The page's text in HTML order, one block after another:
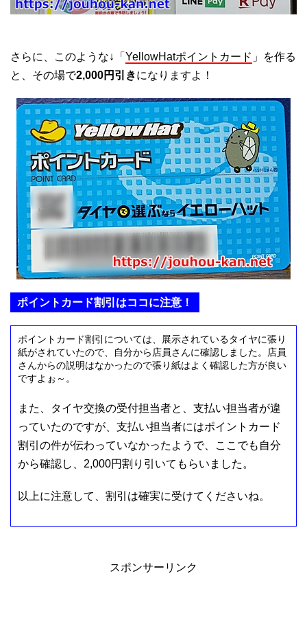
さらに、このような↓「 YellowHatポイントカード 」を作る
と、その場で2,000円引きになりますよ！
ポイントカード割引はココに注意！
ポイントカード割引については、展示されているタイヤに張り
紙がされていたので、自分から店員さんに確認しました。店員
さんからの説明はなかったので張り紙はよく確認した方が良い
ですよぉ～。
また、タイヤ交換の受付担当者と、支払い担当者が違
っていたのですが、支払い担当者にはポイントカード
割引の件が伝わっていなかったようで、ここでも自分
から確認し、2,000円割り引いてもらいました。
以上に注意して、割引は確実に受けてくださいね。
スポンサーリンク